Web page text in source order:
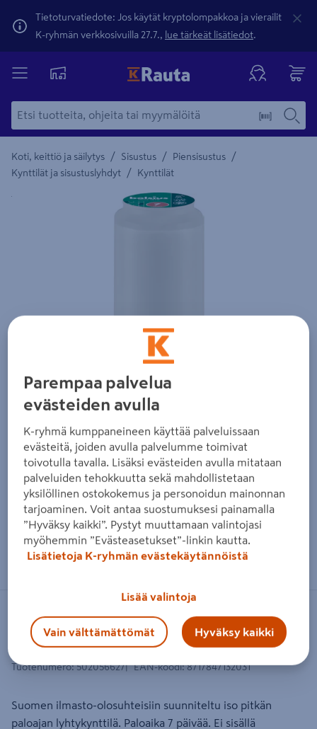
Tietoturvatiedote: Jos käytät kryptolompakkoa ja vierailit
K-ryhmän verkkosivuilla 27.7., lue tärkeät lisätiedot.
Koti, keittiö ja säilytys / Sisustus / Piensisustus /
Kynttilät ja sisustuslyhdyt / Kynttilät
Yksityiskohtainen kuvaus löytyy Tuotteen kuvaus -
Zoomaa kuvaa sormilla kosketusnäytöllä
Lyhtykynttilä Bolsius 7 päivää
BOLSIUS
Tuotenumero:502056627 EAN-koodi:8717847132031
Suomen ilmasto-olosuhteisiin suunniteltu iso pitkän
paloajan lyhtykynttilä. Paloaika 7 päivää. Ei sisällä
Parempaa palvelua
evästeiden avulla
K-ryhmä kumppaneineen käyttää palveluissaan
evästeitä, joiden avulla palvelumme toimivat
toivotulla tavalla. Lisäksi evästeiden avulla mitataan
palveluiden tehokkuutta sekä mahdollistetaan
yksilöllinen ostokokemus ja personoidun mainonnan
tarjoaminen. Voit antaa suostumuksesi painamalla
”Hyväksy kaikki”. Pystyt muuttamaan valintojasi
myöhemmin ”Evästeasetukset”-linkin kautta.
Lisätietoja K-ryhmän evästekäytännöistä
Lisää valintoja
Vain välttämättömät Hyväksy kaikki